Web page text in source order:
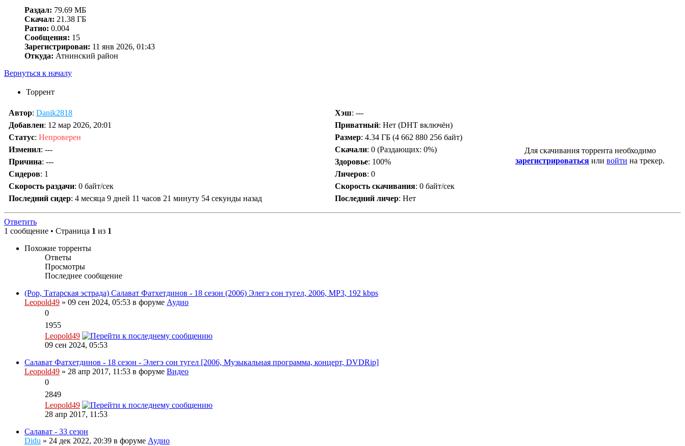
Раздал: 79.69 МБ
Скачал: 21.38 ГБ
Ратио: 0.004
Сообщения: 15
Зарегистрирован: 11 янв 2026, 01:43
Откуда: Атнинский район
Вернуться к началу
Торрент
Автор: Danik2818 Хэш: ---
Добавлен: 12 мар 2026, 20:01 Приватный: Нет (DHT включён)
Статус: Непроверен Размер: 4.34 ГБ (4 662 880 256 байт)
Изменил: --- Скачали: 0 (Раздающих: 0%)
Причина: --- Здоровье: 100%
Сидеров: 1 Личеров: 0
Скорость раздачи: 0 байт/сек Скорость скачивания: 0 байт/сек
Последний сидер: 4 месяца 9 дней 11 часов 21 минуту 54 секунды назад Последний личер: Нет
Для скачивания торрента необходимо
зарегистрироваться или войти на трекер.
Ответить
1 сообщение • Страница 1 из 1
Похожие торренты
Ответы
Просмотры
Последнее сообщение
(Pop, Татарская эстрада) Салават Фатхетдинов - 18 сезон (2006) Элегэ сон тугел, 2006, MP3, 192 kbps
Leopold49 » 09 сен 2024, 05:53 в форуме Аудио
0
1955
Leopold49
09 сен 2024, 05:53
Салават Фатхетдинов - 18 сезон - Элегэ сон тугел [2006, Музыкальная программа, концерт, DVDRip]
Leopold49 » 28 апр 2017, 11:53 в форуме Видео
0
2849
Leopold49
28 апр 2017, 11:53
Салават - 33 сезон
Didu » 24 дек 2022, 20:39 в форуме Аудио